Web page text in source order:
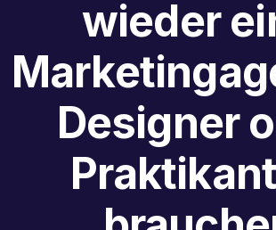
wieder
Designer